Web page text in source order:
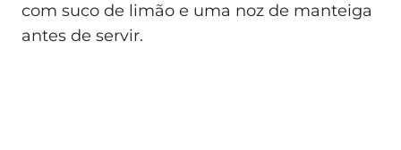
com suco de limão e uma noz de manteiga
antes de servir.